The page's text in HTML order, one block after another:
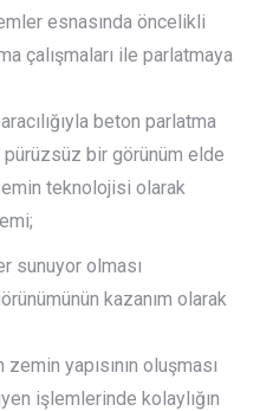
esnasında öncelikli
çalışmaları ile parlatmaya
beton parlatma
bir görünüm elde
teknolojisi olarak
sunuyor olması
kazanım olarak
yapısının oluşması
işlemlerinde kolaylığın